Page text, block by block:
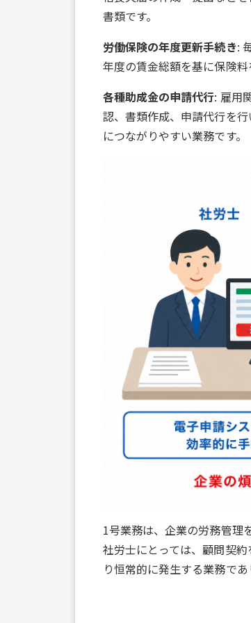
書類です。
労働保険の年度更新手続き:
年度の賃金総額を基に保険
各種助成金の申請代行: 雇用
認、書類作成、申請代行を
につながりやすい業務です。
1号業務は、企業の労務管理
社労士にとっては、顧問契
り恒常的に発生する業務で